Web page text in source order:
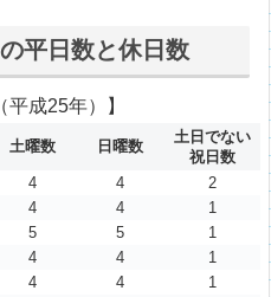
平日数と休日数
平成25年）】
土曜数 日曜数
土日でない
祝日数
4 4
2
4 4
1
5 5
1
4 4
1
4 4
1